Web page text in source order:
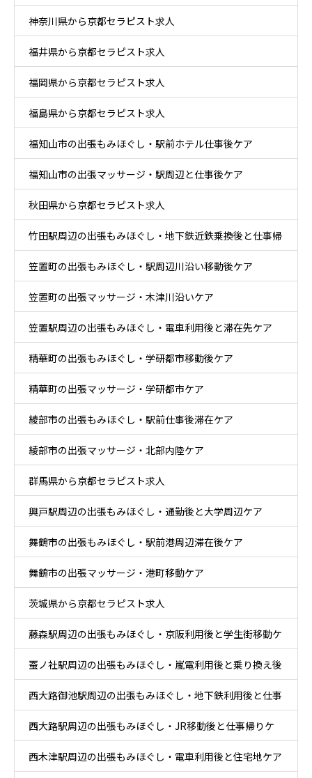
ケア
神奈川県から京都セラピスト求人
福井県から京都セラピスト求人
福岡県から京都セラピスト求人
福島県から京都セラピスト求人
福知山市の出張もみほぐし・駅前ホテル仕事後ケア
福知山市の出張マッサージ・駅周辺と仕事後ケア
秋田県から京都セラピスト求人
竹田駅周辺の出張もみほぐし・地下鉄近鉄乗換後と仕事帰
りケア
笠置町の出張もみほぐし・駅周辺川沿い移動後ケア
笠置町の出張マッサージ・木津川沿いケア
笠置駅周辺の出張もみほぐし・電車利用後と滞在先ケア
精華町の出張もみほぐし・学研都市移動後ケア
精華町の出張マッサージ・学研都市ケア
綾部市の出張もみほぐし・駅前仕事後滞在ケア
綾部市の出張マッサージ・北部内陸ケア
群馬県から京都セラピスト求人
興戸駅周辺の出張もみほぐし・通勤後と大学周辺ケア
舞鶴市の出張もみほぐし・駅前港周辺滞在後ケア
舞鶴市の出張マッサージ・港町移動ケア
茨城県から京都セラピスト求人
藤森駅周辺の出張もみほぐし・京阪利用後と学生街移動ケ
ア
蚕ノ社駅周辺の出張もみほぐし・嵐電利用後と乗り換え後
ケア
西大路御池駅周辺の出張もみほぐし・地下鉄利用後と仕事
帰りケア
西大路駅周辺の出張もみほぐし・JR移動後と仕事帰りケ
ア
西木津駅周辺の出張もみほぐし・電車利用後と住宅地ケア